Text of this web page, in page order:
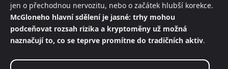
jen o přechodnou nervozitu, nebo o začátek hlubší korekce.
McGloneho hlavní sdělení je jasné: trhy mohou
podceňovat rozsah rizika a kryptoměny už možná
naznačují to, co se teprve promítne do tradičních aktiv.